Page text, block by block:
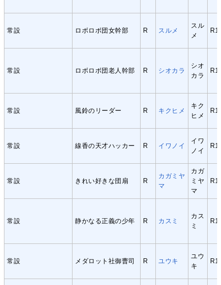
常設 ロボロボ団女幹部 R スルメ
スル
メ
R1
常設 ロボロボ団老人幹部 R シオカラ
シオ
カラ
R1
常設 風鈴のリーダー R キクヒメ
キク
ヒメ
R1
常設 線香の天才ハッカー R イワノイ
イワ
ノイ
R1
常設 きれい好きな団扇 R
カガミヤ
マ
カガ
ミヤ
マ
R1
常設 静かなる正義の少年 R カスミ
カス
ミ
R1
常設 メダロット社御曹司 R ユウキ
ユウ
キ
R1